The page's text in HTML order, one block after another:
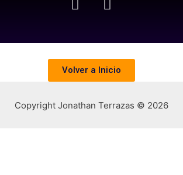
Volver a Inicio
Copyright Jonathan Terrazas © 2026